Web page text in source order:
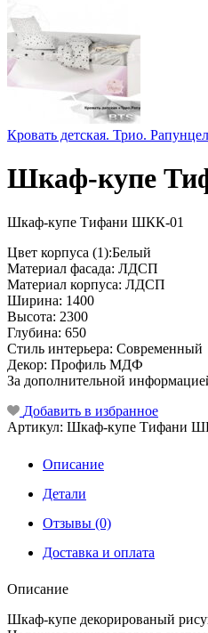
Кровать детская. Трио.
Шкаф-купе
Шкаф-купе Тифани ШКК-01
Цвет корпуса (1):Белый
Материал фасада: ЛДСП
Материал корпуса: ЛДСП
Ширина: 1400
Высота: 2300
Глубина: 650
Стиль интерьера: Современный
Декор: Профиль МДФ
За дополнительной
Добавить в избранное
Артикул: Шкаф-купе Тифани
Описание
Детали
Отзывы (0)
Доставка и оплата
Описание
Шкаф-купе декорированый